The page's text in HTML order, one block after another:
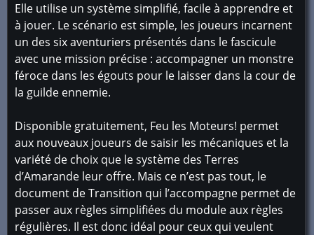
Elle utilise un système simplifié, facile à apprendre et
à jouer. Le scénario est simple, les joueurs incarnent
un des six aventuriers présentés dans le fascicule
avec une mission précise : accompagner un monstre
féroce dans les égouts pour le laisser dans la cour de
la guilde ennemie.
Disponible gratuitement, Feu les Moteurs! permet
aux nouveaux joueurs de saisir les mécaniques et la
variété de choix que le système des Terres
d’Amarande leur offre. Mais ce n’est pas tout, le
document de Transition qui l’accompagne permet de
passer aux règles simplifiées du module aux règles
régulières. Il est donc idéal pour ceux qui veulent